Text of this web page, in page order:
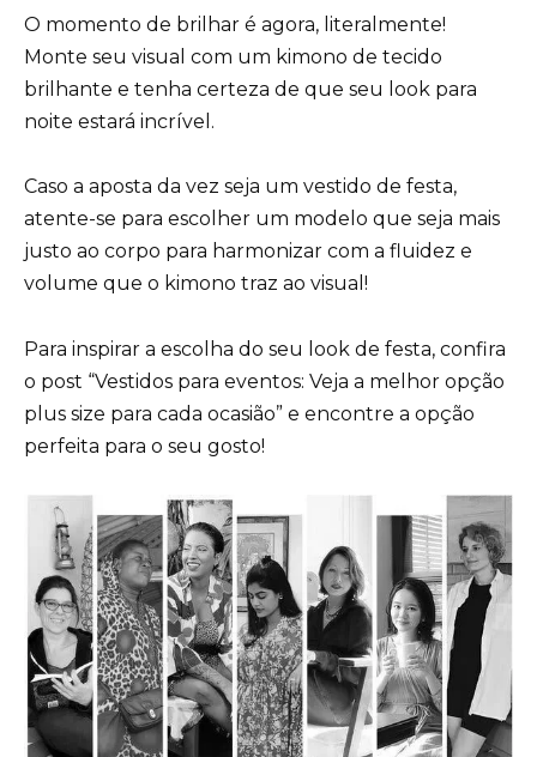
O momento de brilhar é agora, literalmente!
Monte seu visual com um kimono de tecido
brilhante e tenha certeza de que seu look para
noite estará incrível.
Caso a aposta da vez seja um vestido de festa,
atente-se para escolher um modelo que seja mais
justo ao corpo para harmonizar com a fluidez e
volume que o kimono traz ao visual!
Para inspirar a escolha do seu look de festa, confira
o post “Vestidos para eventos: Veja a melhor opção
plus size para cada ocasião” e encontre a opção
perfeita para o seu gosto!